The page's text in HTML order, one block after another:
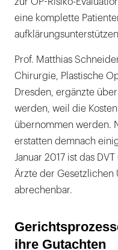
eine komplette
Prof. Matthias
Chirurgie, Plastische
Dresden, ergänzte
werden, weil die
übernommen werden.
erstatten demnach
Januar 2017 ist das
Ärzte der Gesetzlichen
abrechenbar.
ihre Gutachten